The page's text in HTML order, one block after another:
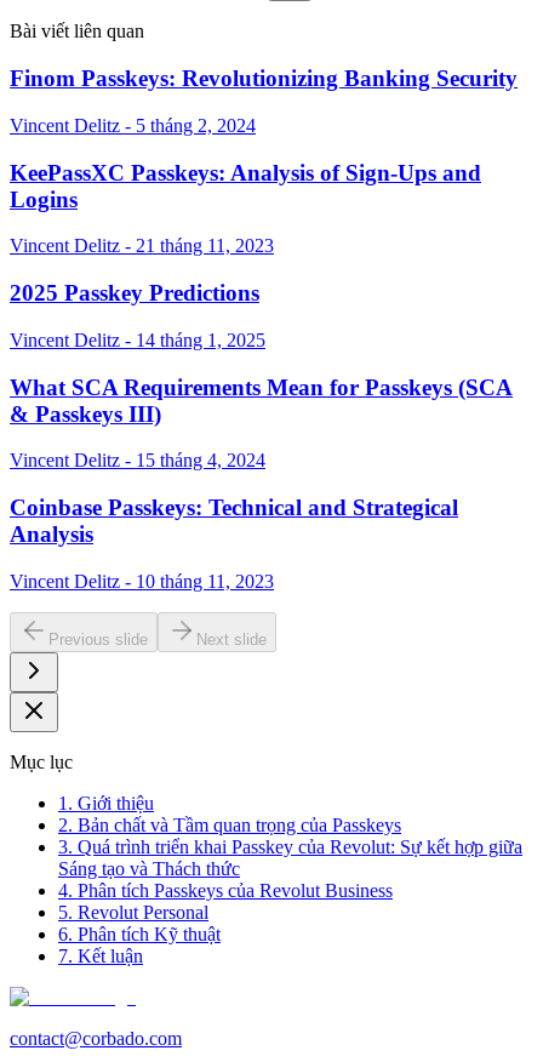
Bài viết liên quan
Finom Passkeys: Revolutionizing Banking Security
Vincent Delitz - 5 tháng 2, 2024
KeePassXC Passkeys: Analysis of Sign-Ups and
Logins
Vincent Delitz - 21 tháng 11, 2023
2025 Passkey Predictions
Vincent Delitz - 14 tháng 1, 2025
What SCA Requirements Mean for Passkeys (SCA
& Passkeys III)
Vincent Delitz - 15 tháng 4, 2024
Coinbase Passkeys: Technical and Strategical
Analysis
Vincent Delitz - 10 tháng 11, 2023
Previous slide Next slide
Mục lục
1. Giới thiệu
2. Bản chất và Tầm quan trọng của Passkeys
3. Quá trình triển khai Passkey của Revolut: Sự kết hợp giữa
Sáng tạo và Thách thức
4. Phân tích Passkeys của Revolut Business
5. Revolut Personal
6. Phân tích Kỹ thuật
7. Kết luận
contact@corbado.com